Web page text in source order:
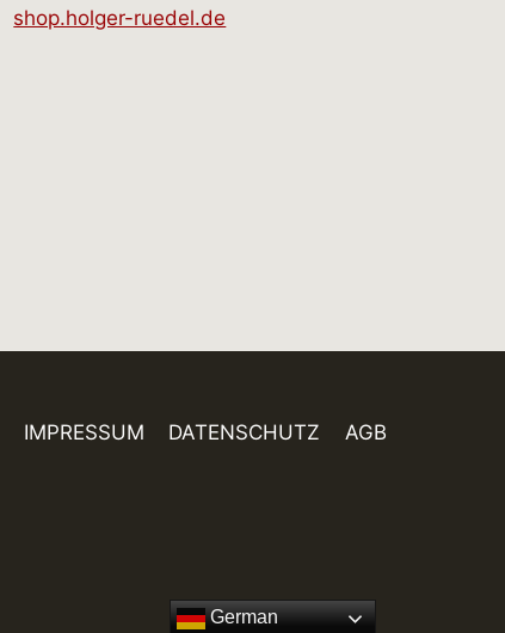
shop.holger-ruedel.de
IMPRESSUM DATENSCHUTZ
AGB
German